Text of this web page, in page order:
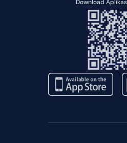
Download